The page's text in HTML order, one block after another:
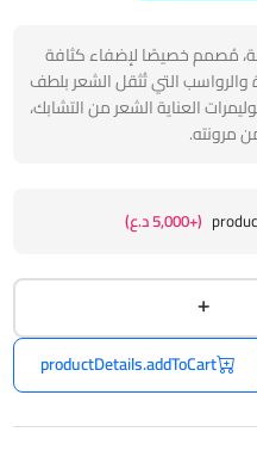
مُصمم خصيصًا لإضفاء كثافة
والرواسب التي تُثقل الشعر بلطف
العناية الشعر من التشابك،
مرونته.
(+5,000 د.ع)
productDetails.addToCart